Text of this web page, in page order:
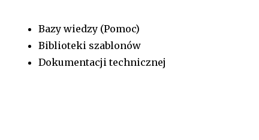
Bazy wiedzy (Pomoc)
Biblioteki szablonów
Dokumentacji technicznej